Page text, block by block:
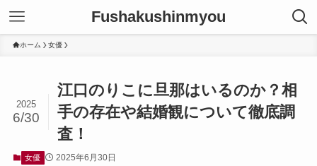
Fushakushinmyou
ホーム 女優
江口のりこに旦那はいるのか？相
手の存在や結婚観について徹底調
査！
2025
6/30
女優 2025年6月30日